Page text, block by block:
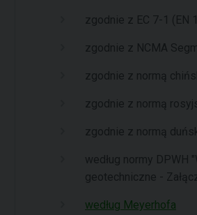
zgodnie z EC 7-1 (EN
zgodnie z NCMA
zgodnie z normą
zgodnie z normą
zgodnie z normą
według normy DPWH
geotechniczne -
według Meyerhofa